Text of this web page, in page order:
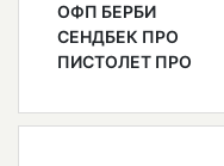
ОФП БЕРБИ
СЕНДБЕК ПРО
ПИСТОЛЕТ ПРО